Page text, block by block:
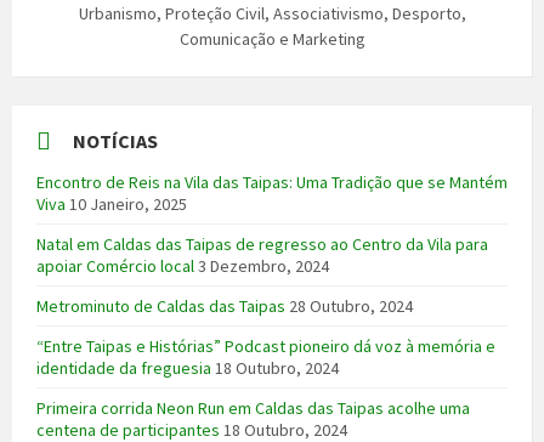
Urbanismo, Proteção Civil, Associativismo, Desporto,
Comunicação e Marketing
NOTÍCIAS
Encontro de Reis na Vila das Taipas: Uma Tradição que se Mantém
Viva 10 Janeiro, 2025
Natal em Caldas das Taipas de regresso ao Centro da Vila para
apoiar Comércio local3 Dezembro, 2024
Metrominuto de Caldas das Taipas 28 Outubro, 2024
“Entre Taipas e Histórias” Podcast pioneiro dá voz à memória e
identidade da freguesia 18 Outubro, 2024
Primeira corrida Neon Run em Caldas das Taipas acolhe uma
centena de participantes 18 Outubro, 2024